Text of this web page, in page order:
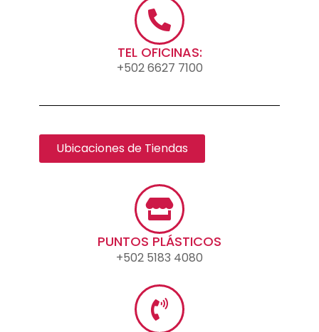
TEL OFICINAS:
+502 6627 7100
Ubicaciones de Tiendas
PUNTOS PLÁSTICOS
+502 5183 4080